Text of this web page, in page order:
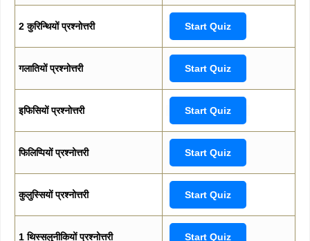
2 कुरिन्थियों प्रश्नोत्तरी Start Quiz
गलातियों प्रश्नोत्तरी Start Quiz
इफिसियों प्रश्नोत्तरी Start Quiz
फिलिप्पियों प्रश्नोत्तरी Start Quiz
कुलुस्सियों प्रश्नोत्तरी Start Quiz
1 थिस्सलुनीकियों प्रश्नोत्तरी Start Quiz